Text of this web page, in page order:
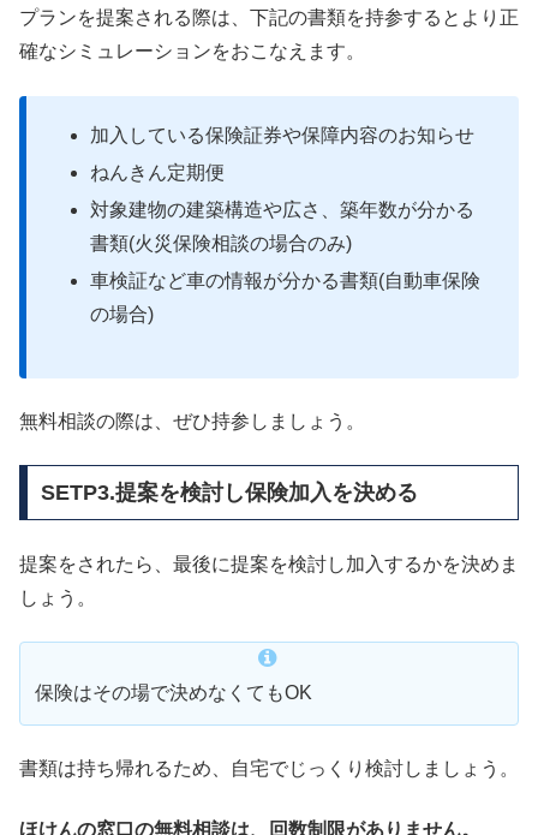
プランを提案される際は、下記の書類を持参するとより正
確なシミュレーションをおこなえます。
加入している保険証券や保障内容のお知らせ
ねんきん定期便
対象建物の建築構造や広さ、築年数が分かる
書類(火災保険相談の場合のみ)
車検証など車の情報が分かる書類(自動車保険
の場合)
無料相談の際は、ぜひ持参しましょう。
SETP3.提案を検討し保険加入を決める
提案をされたら、最後に提案を検討し加入するかを決めま
しょう。
保険はその場で決めなくてもOK
書類は持ち帰れるため、自宅でじっくり検討しましょう。
ほけんの窓口の無料相談は、回数制限がありません。